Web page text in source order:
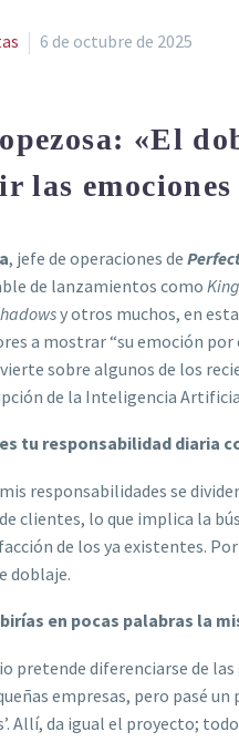
6 de octubre de 2025
«El
las
, jefe de operaciones de
de lanzamientos como
y otros muchos, en
a mostrar “su emoción
sobre algunos de los
de la Inteligencia
es tu responsabilidad diaria
responsabilidades se
clientes, lo que implica la
de los ya existentes.
doblaje.
en pocas palabras la
pretende diferenciarse de
empresas, pero pasé
Allí, da igual el proyecto;